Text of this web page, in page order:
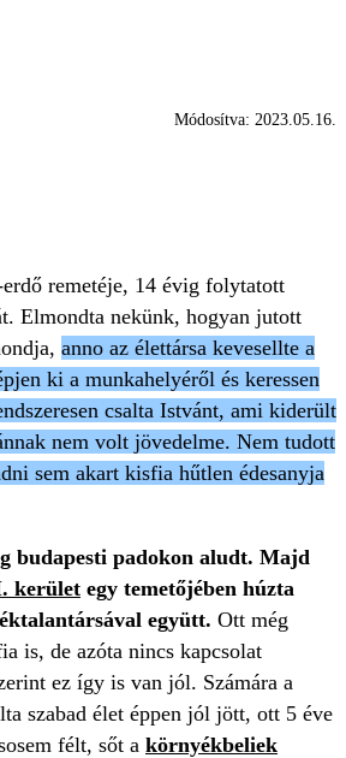
Módosítva: 2023.05.16.
remetéje, 14 évig folytatott
Elmondta nekünk, hogyan jutott
anno az élettársa kevesellte a
ki a munkahelyéről és keressen
csalta Istvánt, ami kiderült
nem volt jövedelme. Nem tudott
sem akart kisfia hűtlen édesanyja
budapesti padokon aludt. Majd
kerület egy temetőjében húzta
együtt. Ott még
is, de azóta nincs kapcsolat
ez így is van jól. Számára a
szabad élet éppen jól jött, ott 5 éve
félt, sőt a környékbeliek